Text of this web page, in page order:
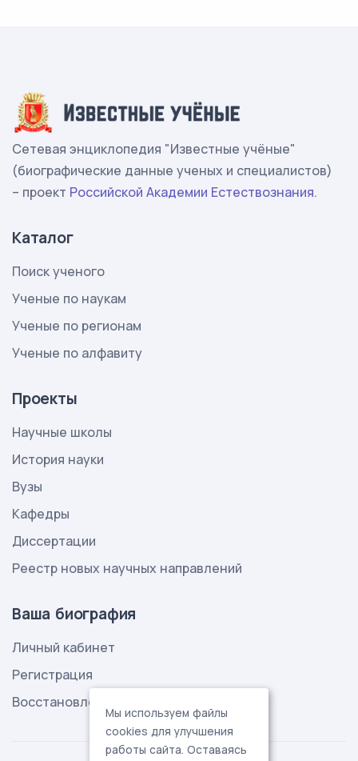
Сетевая энциклопедия "Известные учёные"
(биографические данные ученых и специалистов)
– проект Российской Академии Естествознания.
Каталог
Поиск ученого
Ученые по наукам
Ученые по регионам
Ученые по алфавиту
Проекты
Научные школы
История науки
Вузы
Кафедры
Диссертации
Реестр новых научных направлений
Ваша биография
Личный кабинет
Регистрация
Восстановление пароля
Мы используем файлы
cookies для улучшения
работы сайта. Оставаясь